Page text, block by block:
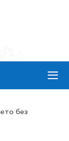
≡
без